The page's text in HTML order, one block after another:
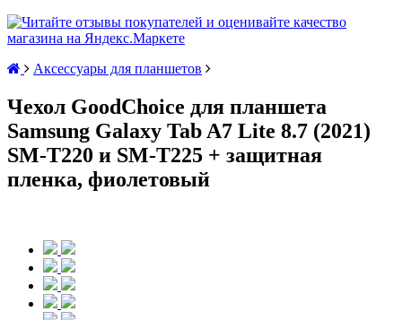
Аксессуары для планшетов
Чехол GoodChoice для планшета
Samsung Galaxy Tab A7 Lite 8.7 (2021)
SM-T220 и SM-T225 + защитная
пленка, фиолетовый